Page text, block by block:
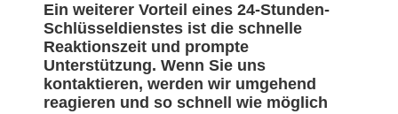
Ein weiterer Vorteil eines 24-Stunden-
Schlüsseldienstes ist die schnelle
Reaktionszeit und prompte
Unterstützung. Wenn Sie uns
kontaktieren, werden wir umgehend
reagieren und so schnell wie möglich